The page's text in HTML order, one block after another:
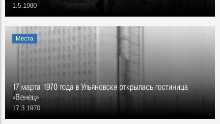
1.5.1980
Места
17 марта 1970 года в Ульяновске открылась гостиница
«Венец»
17.3.1970